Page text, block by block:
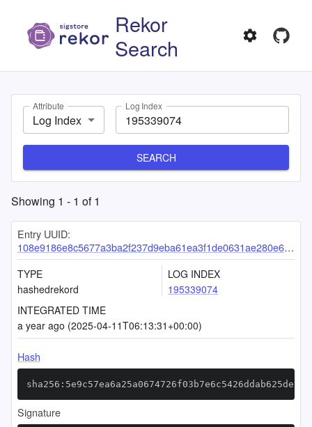
Rekor
Search
Attribute
Log Index
Log Index
SEARCH
Showing 1 - 1 of1
Entry UUID:
108e9186e8c5677a3ba2f237d9eba61ea3f1de0631ae280e620667dc526ee97abe523162c5049322
TYPE
hashedrekord
LOG INDEX
195339074
INTEGRATED TIME
a year ago (2025-04-11T06:13:31+00:00)
Hash
Signature